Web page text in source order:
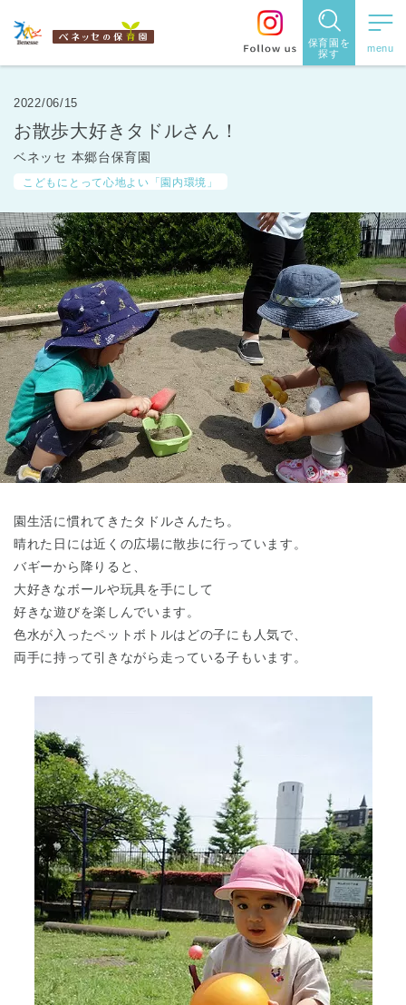
保育園を
探す
保育園を探す
住所・駅
名から探
す
都道府県
から探す
東京都
東京都 全域
2022/06/15
お散歩大好きタドルさん！
ベネッセ 本郷台保育園
こどもにとって心地よい「園内環境」
園生活に慣れてきたタドルさんたち。
晴れた日には近くの広場に散歩に行っています。
バギーから降りると、
大好きなボールや玩具を手にして
好きな遊びを楽しんでいます。
色水が入ったペットボトルはどの子にも人気で、
両手に持って引きながら走っている子もいます。